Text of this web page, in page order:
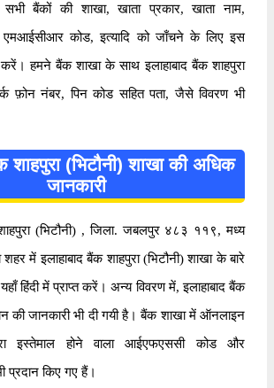
सभी बैंकों की शाखा, खाता प्रकार, खाता नाम,
कोड, इत्यादि को जाँचने के लिए इस
हमने बैंक शाखा के साथ इलाहाबाद बैंक शाहपुरा
फ़ोन नंबर, पिन कोड सहित पता, जैसे विवरण भी
शाहपुरा (भिटौनी) शाखा की अधिक
जानकारी
(भिटौनी) , जिला. जबलपुर ४८३ ११९, मध्य
में इलाहाबाद बैंक शाहपुरा (भिटौनी) शाखा के बारे
हिंदी में प्राप्त करें। अन्य विवरण में, इलाहाबाद बैंक
की जानकारी भी दी गयी है। बैंक शाखा में ऑनलाइन
इस्तेमाल होने वाला आईएफएससी कोड और
किए गए हैं।